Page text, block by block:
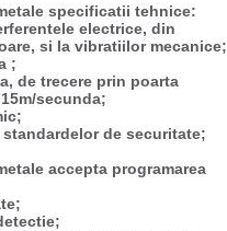
specificatii tehnice:
electrice, din
si la vibratiilor mecanice;
;
de trecere prin poarta
secunda;
de securitate;
accepta programarea